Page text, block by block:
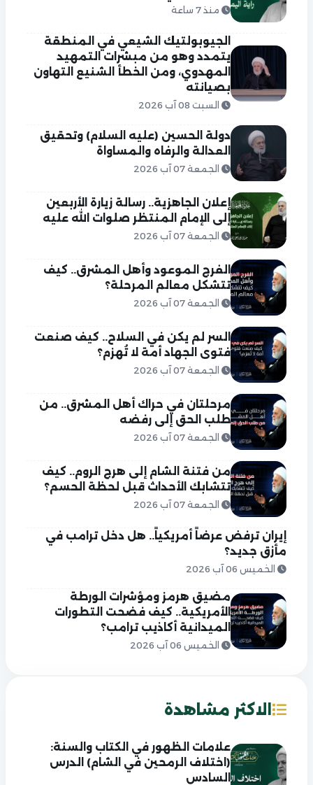
منذ 7 ساعة
الجيوبولتيك الشيعي في المنطقة
يتمدد وهو من مبشرات التمهيد
المهدوي، ومن الخطأ الشنيع التهاون
بصيانته
السبت 08 آب 2026
دولة الحسين (عليه السلام) وتحقيق
العدالة والرفاه والمساواة
الجمعة 07 آب 2026
إعلان الجاهزية.. رسالة زيارة الأربعين
إلى الإمام المنتظر صلوات الله عليه
الجمعة 07 آب 2026
الفرج الموعود وأهل المشرق.. كيف
تتشكل معالم المرحلة؟
الجمعة 07 آب 2026
السر لم يكن في السلاح.. كيف صنعت
فتوى الجهاد أمة لا تُهزم؟
الجمعة 07 آب 2026
مرحلتان في حراك أهل المشرق.. من
طلب الحق إلى رفضه
الجمعة 07 آب 2026
من فتنة الشام إلى هرج الروم.. كيف
تتشابك الأحداث قبل لحظة الحسم؟
الجمعة 07 آب 2026
إيران ترفض عرضاً أمريكياً.. هل دخل ترامب في
مأزق جديد؟
الخميس 06 آب 2026
مضيق هرمز ومؤشرات الورطة
الأمريكية.. كيف فضحت التطورات
الميدانية أكاذيب ترامب؟
الخميس 06 آب 2026
الاكثر مشاهدة
علامات الظهور في الكتاب والسنة:
(اختلاف الرمحين في الشام) الدرس
السادس